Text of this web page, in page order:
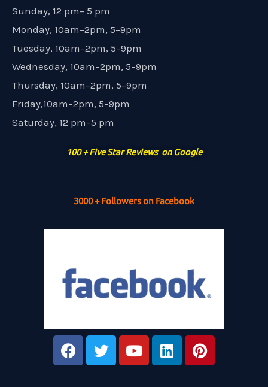
Sunday, 12 pm– 5 pm
Monday, 10am–2pm, 5–9pm
Tuesday, 10am–2pm, 5–9pm
Wednesday, 10am–2pm, 5–9pm
Thursday, 10am–2pm, 5–9pm
Friday,10am–2pm, 5–9pm
Saturday, 12 pm–5 pm
100 + Five Star Reviews on Google
3000 + Followers on Facebook